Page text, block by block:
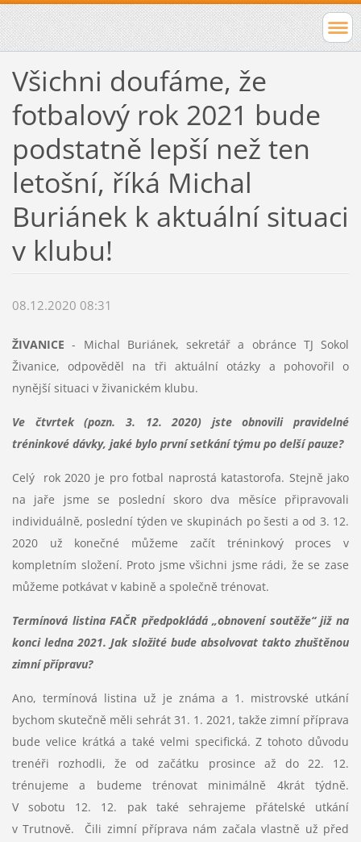
Všichni doufáme, že
fotbalový rok 2021 bude
podstatně lepší než ten
letošní, říká Michal
Buriánek k aktuální situaci
v klubu!
08.12.2020 08:31
ŽIVANICE- Michal Buriánek, sekretář a obránce TJ Sokol
Živanice, odpověděl na tři aktuální otázky a pohovořil o
nynější situaci v živanickém klubu.
Ve čtvrtek (pozn. 3. 12. 2020) jste obnovili pravidelné
tréninkové dávky, jaké bylo první setkání týmu po delší pauze?
Celý rok 2020 je pro fotbal naprostá katastorofa. Stejně jako
na jaře jsme se poslední skoro dva měsíce připravovali
individuálně, poslední týden ve skupinách po šesti a od 3. 12.
2020 už konečné můžeme začít tréninkový proces v
kompletním složení. Proto jsme všichni jsme rádi, že se zase
můžeme potkávat v kabině a společně trénovat.
Termínová listina FAČR předpokládá „obnovení soutěže“ již na
konci ledna 2021. Jak složité bude absolvovat takto zhuštěnou
zimní přípravu?
Ano, termínová listina už je známa a 1. mistrovské utkání
bychom skutečně měli sehrát 31. 1. 2021, takže zimní příprava
bude velice krátká a také velmi specifická. Z tohoto důvodu
trenéři rozhodli, že od začátku prosince až do 22. 12.
trénujeme a budeme trénovat minimálně 4krát týdně.
V sobotu 12. 12. pak také sehrajeme přátelské utkání
v Trutnově. Čili zimní příprava nám začala vlastně už před